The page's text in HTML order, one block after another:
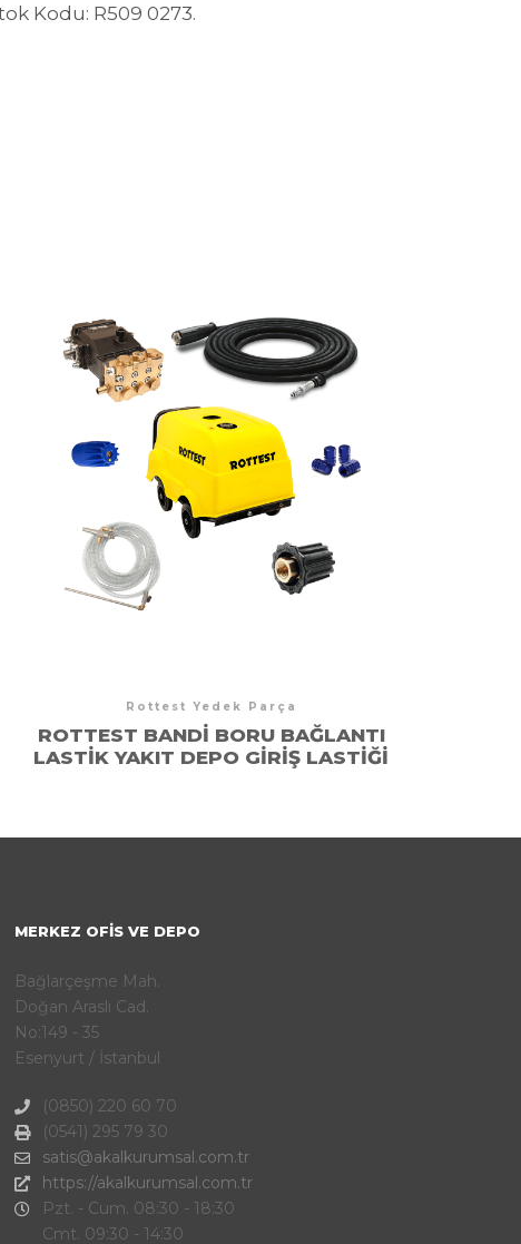
Kodu: R509 0273.
Rottest Yedek Parça
ROTTEST BANDI BORU BAĞLANTI
LASTIK YAKIT DEPO GIRIŞ LASTIĞI
MERKEZ OFIS VE DEPO
Bağlarçeşme Mah.
Doğan Araslı Cad.
No:149 - 35
Esenyurt / İstanbul
(0850) 220 60 70
(0541) 295 79 30
satis@akalkurumsal.com.tr
https://akalkurumsal.com.tr
Pzt. - Cum. 08:30 - 18:30
Cmt. 09:30 - 14:30